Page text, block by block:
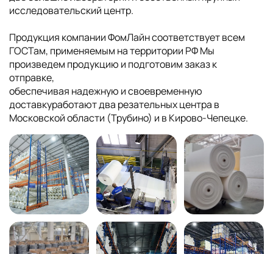
исследовательский центр.
Продукция компании ФомЛайн соответствует всем
ГОСТам, применяемым на территории РФ Мы
произведем продукцию и подготовим заказ к
отправке,
обеспечивая надежную и своевременную
доставкуработают два резательных центра в
Московской области (Трубино) и в Кирово-Чепецке.